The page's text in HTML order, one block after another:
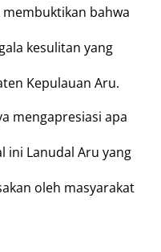
bahwa
kesulitan yang
Kepulauan Aru.
mengapresiasi apa
ini Lanudal Aru yang
oleh masyarakat